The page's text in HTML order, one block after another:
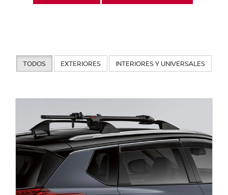
TODOS EXTERIORES INTERIORES Y UNIVERSALES